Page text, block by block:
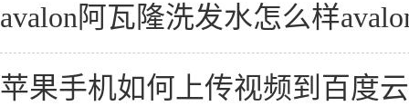
avalon阿瓦隆洗发水怎么样
苹果手机如何上传视频到百度